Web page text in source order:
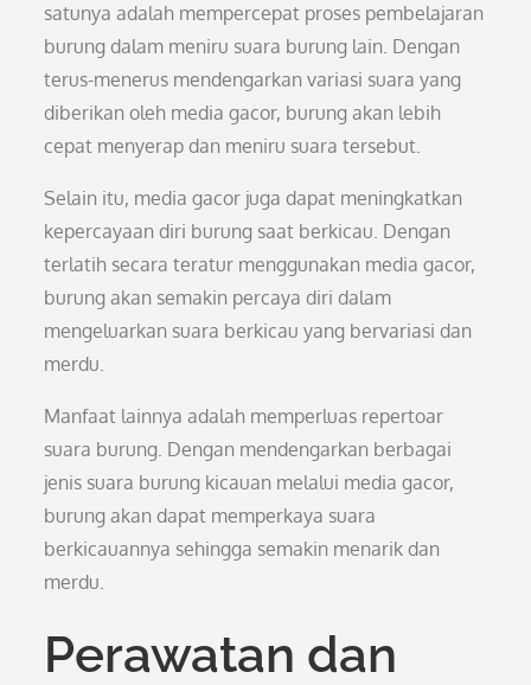
satunya adalah mempercepat proses pembelajaran
burung dalam meniru suara burung lain. Dengan
terus-menerus mendengarkan variasi suara yang
diberikan oleh media gacor, burung akan lebih
cepat menyerap dan meniru suara tersebut.
Selain itu, media gacor juga dapat meningkatkan
kepercayaan diri burung saat berkicau. Dengan
terlatih secara teratur menggunakan media gacor,
burung akan semakin percaya diri dalam
mengeluarkan suara berkicau yang bervariasi dan
merdu.
Manfaat lainnya adalah memperluas repertoar
suara burung. Dengan mendengarkan berbagai
jenis suara burung kicauan melalui media gacor,
burung akan dapat memperkaya suara
berkicauannya sehingga semakin menarik dan
merdu.
Perawatan dan